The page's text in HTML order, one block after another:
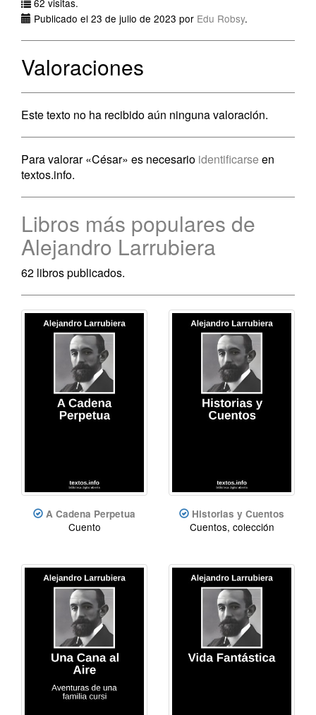
62 visitas.
Publicado el 23 de julio de 2023 por Edu Robsy.
Valoraciones
Este texto no ha recibido aún ninguna valoración.
Para valorar «César» es necesario identificarse en
textos.info.
Libros más populares de
Alejandro Larrubiera
62 libros publicados.
A Cadena Perpetua
Cuento
Historias y Cuentos
Cuentos, colección